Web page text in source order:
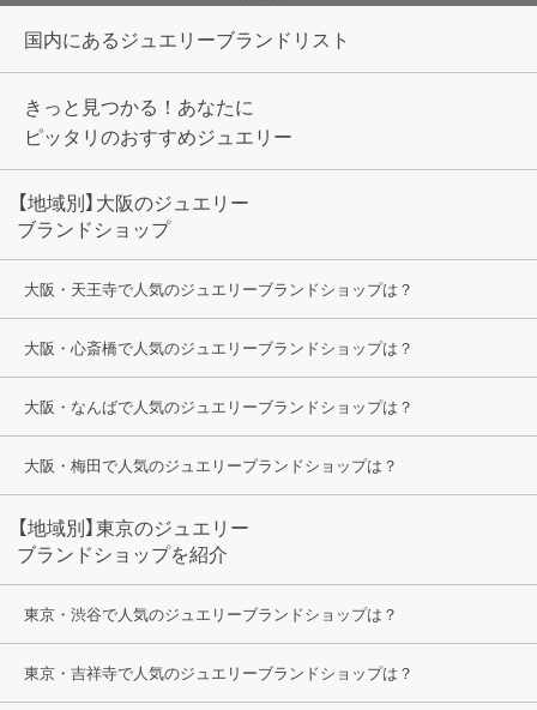
国内にあるジュエリーブランドリスト
きっと見つかる！あなたに
ピッタリのおすすめジュエリー
【地域別】大阪のジュエリー
ブランドショップ
大阪・天王寺で人気のジュエリーブランドショップは？
大阪・心斎橋で人気のジュエリーブランドショップは？
大阪・なんばで人気のジュエリーブランドショップは？
大阪・梅田で人気のジュエリーブランドショップは？
【地域別】東京のジュエリー
ブランドショップを紹介
東京・渋谷で人気のジュエリーブランドショップは？
東京・吉祥寺で人気のジュエリーブランドショップは？